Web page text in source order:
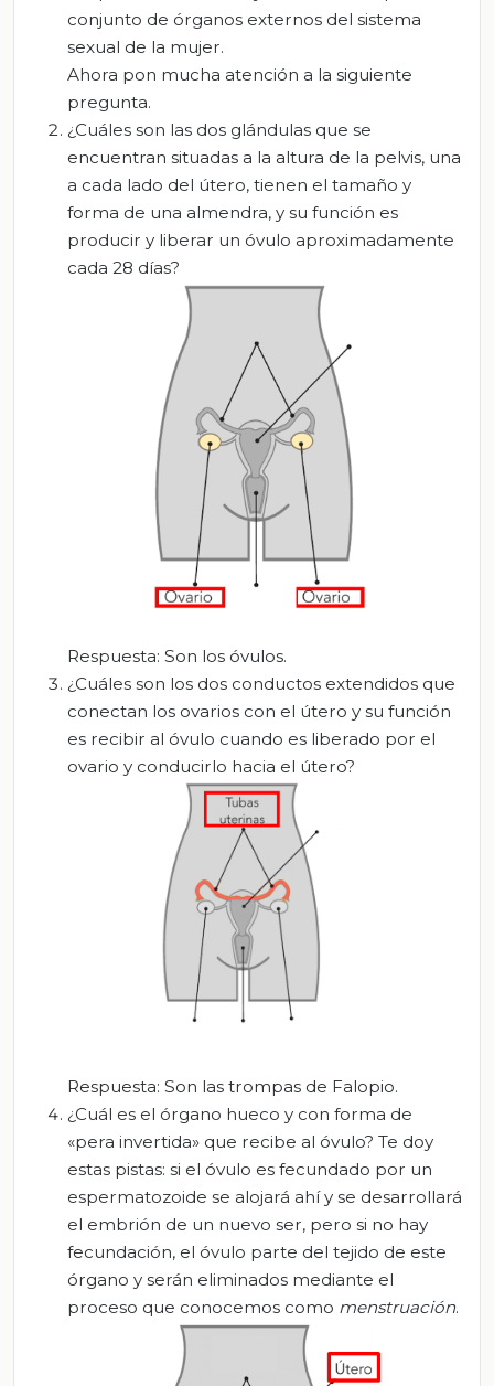
conjunto de órganos externos del sistema
sexual de la mujer.
Ahora pon mucha atención a la siguiente
pregunta.
¿Cuáles son las dos glándulas que se
encuentran situadas a la altura de la pelvis, una
a cada lado del útero, tienen el tamaño y
forma de una almendra, y su función es
producir y liberar un óvulo aproximadamente
cada 28 días?
Respuesta: Son los óvulos.
¿Cuáles son los dos conductos extendidos que
conectan los ovarios con el útero y su función
es recibir al óvulo cuando es liberado por el
ovario y conducirlo hacia el útero?
Respuesta: Son las trompas de Falopio.
¿Cuál es el órgano hueco y con forma de
«pera invertida» que recibe al óvulo? Te doy
estas pistas: si el óvulo es fecundado por un
espermatozoide se alojará ahí y se desarrollará
el embrión de un nuevo ser, pero si no hay
fecundación, el óvulo parte del tejido de este
órgano y serán eliminados mediante el
proceso que conocemos como menstruación.